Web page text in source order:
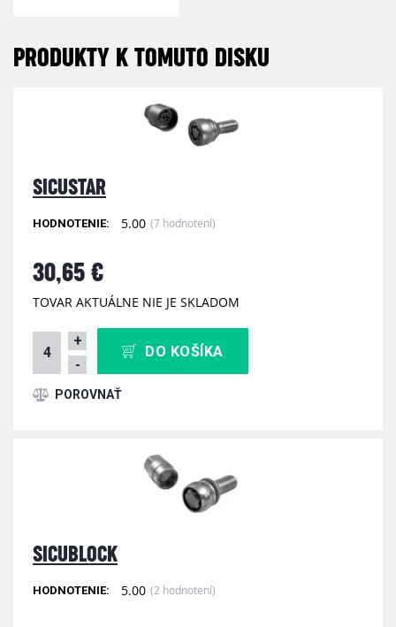
PRODUKTY K TOMUTO DISKU
SICUSTAR
HODNOTENIE: 5.00 (7 hodnotení)
30,65 €
TOVAR AKTUÁLNE NIE JE SKLADOM
+
-
DO KOŠÍKA
SICUBLOCK
HODNOTENIE: 5.00 (2 hodnotení)